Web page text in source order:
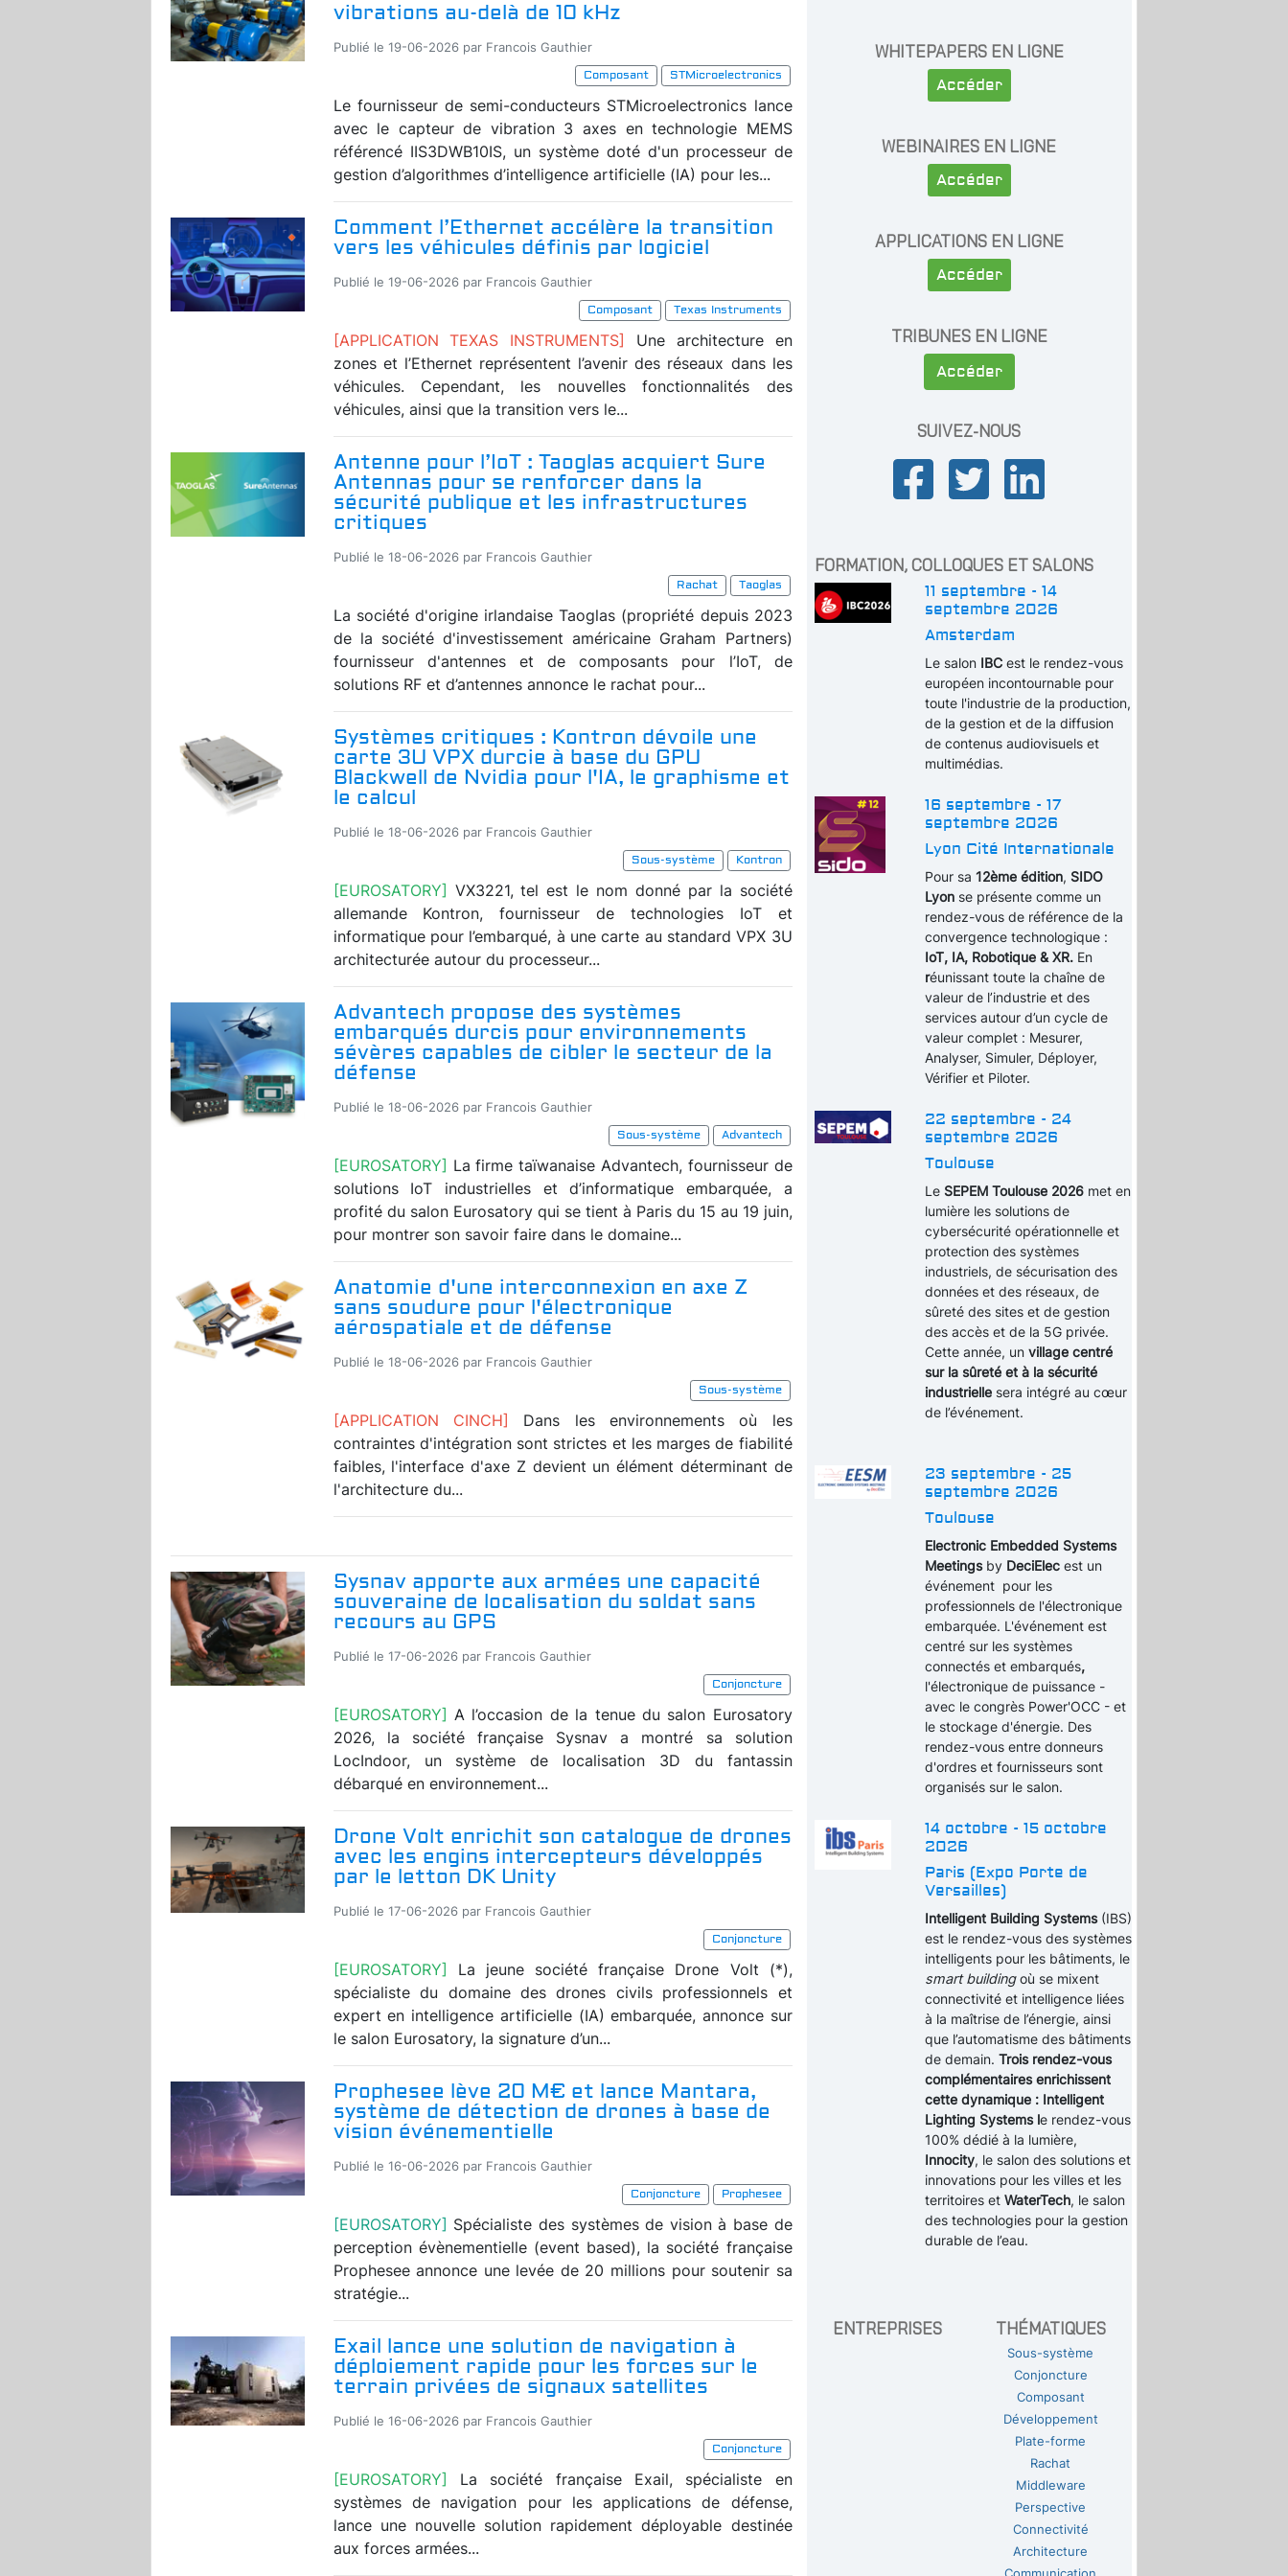
vibrations au-delà de 10 kHz
Publié le 19-06-2026 par Francois Gauthier
Composant
STMicroelectronics
Le fournisseur de semi-conducteurs STMicroelectronics lance
avec le capteur de vibration 3 axes en technologie MEMS
référencé IIS3DWB10IS, un système doté d'un processeur de
gestion d’algorithmes d’intelligence artificielle (IA) pour les...
Comment l’Ethernet accélère la transition
vers les véhicules définis par logiciel
Publié le 19-06-2026 par Francois Gauthier
Composant
Texas Instruments
[APPLICATION TEXAS INSTRUMENTS]
Une architecture en
zones et l’Ethernet représentent l’avenir des réseaux dans les
véhicules. Cependant, les nouvelles fonctionnalités des
véhicules, ainsi que la transition vers le...
Antenne pour l’IoT : Taoglas acquiert Sure
Antennas pour se renforcer dans la
sécurité publique et les infrastructures
critiques
Publié le 18-06-2026 par Francois Gauthier
Rachat
Taoglas
La société d'origine irlandaise Taoglas (propriété depuis 2023
de la société d'investissement américaine Graham Partners)
fournisseur d'antennes et de composants pour l’IoT, de
solutions RF et d’antennes annonce le rachat pour...
Systèmes critiques : Kontron dévoile une
carte 3U VPX durcie à base du GPU
Blackwell de Nvidia pour l'IA, le graphisme et
le calcul
Publié le 18-06-2026 par Francois Gauthier
Sous-système
Kontron
[EUROSATORY] VX3221, tel est le nom donné par la société
allemande Kontron, fournisseur de technologies IoT et
informatique pour l’embarqué, à une carte au standard VPX 3U
architecturée autour du processeur...
Advantech propose des systèmes
embarqués durcis pour environnements
sévères capables de cibler le secteur de la
défense
Publié le 18-06-2026 par Francois Gauthier
Sous-système
Advantech
[EUROSATORY] La firme taïwanaise Advantech, fournisseur de
solutions IoT industrielles et d’informatique embarquée, a
profité du salon Eurosatory qui se tient à Paris du 15 au 19 juin,
pour montrer son savoir faire dans le domaine...
Anatomie d'une interconnexion en axe Z
sans soudure pour l'électronique
aérospatiale et de défense
Publié le 18-06-2026 par Francois Gauthier
Sous-système
[APPLICATION CINCH] Dans les environnements où les
contraintes d'intégration sont strictes et les marges de fiabilité
faibles, l'interface d'axe Z devient un élément déterminant de
l'architecture du...
Sysnav apporte aux armées une capacité
souveraine de localisation du soldat sans
recours au GPS
Publié le 17-06-2026 par Francois Gauthier
Conjoncture
[EUROSATORY] A l’occasion de la tenue du salon Eurosatory
2026, la société française Sysnav a montré sa solution
LocIndoor, un système de localisation 3D du fantassin
débarqué en environnement...
Drone Volt enrichit son catalogue de drones
avec les engins intercepteurs développés
par le letton DK Unity
Publié le 17-06-2026 par Francois Gauthier
Conjoncture
[EUROSATORY] La jeune société française Drone Volt (*),
spécialiste du domaine des drones civils professionnels et
expert en intelligence artificielle (IA) embarquée, annonce sur
le salon Eurosatory, la signature d’un...
Prophesee lève 20 M€ et lance Mantara,
système de détection de drones à base de
vision événementielle
Publié le 16-06-2026 par Francois Gauthier
Conjoncture
Prophesee
[EUROSATORY] Spécialiste des systèmes de vision à base de
perception évènementielle (event based), la société française
Prophesee annonce une levée de 20 millions pour soutenir sa
stratégie...
Exail lance une solution de navigation à
déploiement rapide pour les forces sur le
terrain privées de signaux satellites
Publié le 16-06-2026 par Francois Gauthier
Conjoncture
[EUROSATORY] La société française Exail, spécialiste en
systèmes de navigation pour les applications de défense,
lance une nouvelle solution rapidement déployable destinée
aux forces armées...
WHITEPAPERS EN LIGNE
Accéder
WEBINAIRES EN LIGNE
Accéder
APPLICATIONS EN LIGNE
Accéder
TRIBUNES EN LIGNE
Accéder
SUIVEZ-NOUS
FORMATION, COLLOQUES ET SALONS
11 septembre - 14
septembre 2026
Amsterdam
Le salonIBC est le rendez-vous
européen incontournable pour
toute l'industrie de la production,
de la gestion et de la diffusion
de contenus audiovisuels et
multimédias.
16 septembre - 17
septembre 2026
Lyon Cité Internationale
Pour sa 12ème édition, SIDO
Lyonse présente comme un
rendez-vous de référence de la
convergence technologique :
IoT, IA, Robotique & XR. En
réunissant toute la chaîne de
valeur de l’industrie et des
services autour d’un cycle de
valeur complet : Mesurer,
Analyser, Simuler, Déployer,
Vérifier et Piloter.
22 septembre - 24
septembre 2026
Toulouse
Le SEPEM Toulouse 2026met en
lumière les solutions de
cybersécurité opérationnelle et
protection des systèmes
industriels, de sécurisation des
données et des réseaux, de
sûreté des sites et de gestion
des accès et de la 5G privée.
Cette année, un village centré
sur la sûreté et à la sécurité
industriellesera intégré au cœur
de l’événement.
23 septembre - 25
septembre 2026
Toulouse
Electronic Embedded Systems
Meetingsby DeciElec est un
événement pour les
professionnels de l'électronique
embarquée. L'événement est
centré sur les systèmes
connectés et embarqués,
l'électronique de puissance -
avec le congrès Power'OCC - et
le stockage d'énergie. Des
rendez-vous entre donneurs
d'ordres et fournisseurs sont
organisés sur le salon.
14 octobre - 15 octobre
2026
Paris (Expo Porte de
Versailles)
Intelligent Building Systems(IBS)
est le rendez-vous des systèmes
intelligents pour les bâtiments, le
smart buildingoù se mixent
connectivité et intelligence liées
à la maîtrise de l’énergie, ainsi
que l’automatisme des bâtiments
de demain. Trois rendez-vous
complémentaires enrichissent
cette dynamique : Intelligent
Lighting Systems le rendez-vous
100% dédié à la lumière,
Innocity, le salon des solutions et
innovations pour les villes et les
territoires et WaterTech, le salon
des technologies pour la gestion
durable de l’eau.
ENTREPRISES THÉMATIQUES
Sous-système
Conjoncture
Composant
Développement
Plate-forme
Rachat
Middleware
Perspective
Connectivité
Architecture